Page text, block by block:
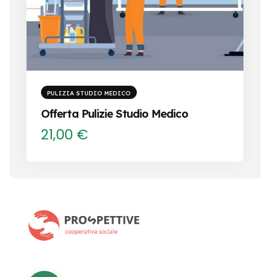
PULIZIA STUDIO MEDICO
Offerta Pulizie Studio Medico
21,00 €